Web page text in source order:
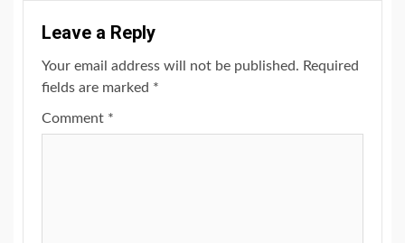
Leave a Reply
Your email address will not be published. Required
fields are marked *
Comment *